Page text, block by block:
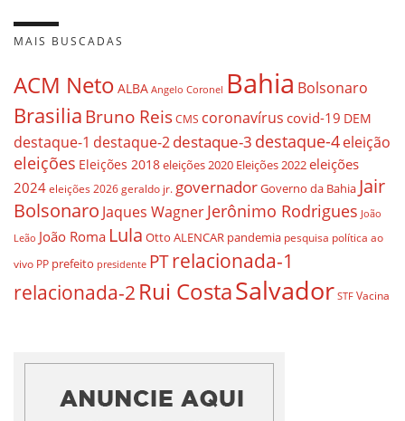
MAIS BUSCADAS
ACM Neto ALBA Angelo Coronel Bahia Bolsonaro
BrasiliaBruno ReisCMS coronavírus covid-19 DEM
destaque-1 destaque-2destaque-3 destaque-4eleição
eleições Eleições 2018eleições 2020 Eleições 2022eleições
2024 eleições 2026 geraldo jr. governadorGoverno da Bahia Jair
Bolsonaro Jaques WagnerJerônimo Rodrigues João
Leão João Roma Lula Otto ALENCAR pandemia pesquisa política ao
vivo PP prefeito presidente PTrelacionada-1
relacionada-2 Rui CostaSalvador STF Vacina